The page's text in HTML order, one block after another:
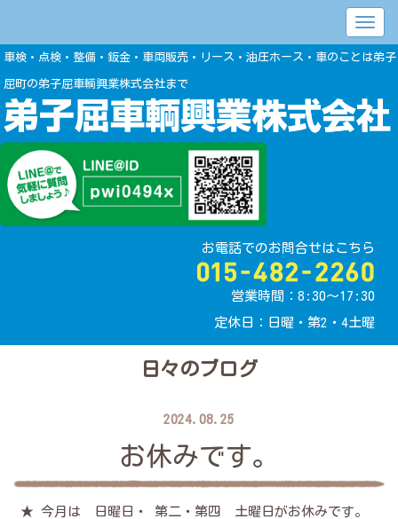
車検・点検・整備・鈑金・車両販売・リース・油圧ホース・車のことは弟子
屈町の弟子屈車輌興業株式会社まで
お電話でのお問合せはこちら
営業時間：8:30〜17:30
定休日：日曜・第2・4土曜
日々のブログ
2024.08.25
お休みです。
★ 今月は 日曜日・ 第二・第四 土曜日がお休みです。